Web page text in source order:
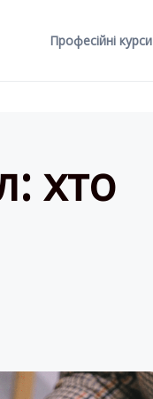
Професійні
хто